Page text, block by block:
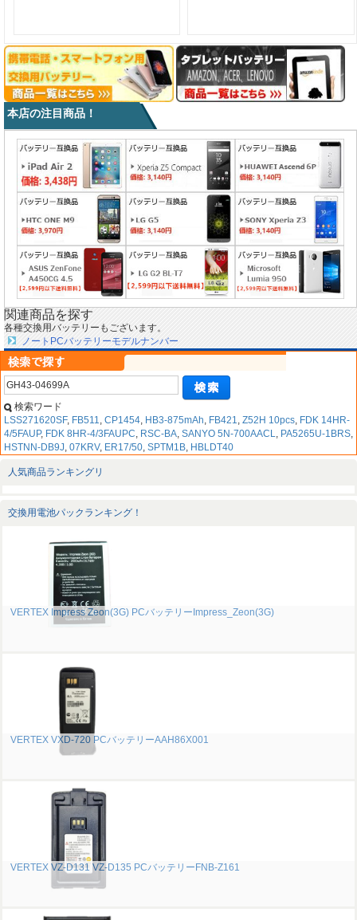
本店の注目商品！
関連商品を探す
各種交換用バッテリーもございます。
ノートPCバッテリーモデルナンバー
検索ワード
LSS271620SF, FB511, CP1454, HB3-875mAh, FB421, Z52H 10pcs, FDK 14HR-
4/5FAUP, FDK 8HR-4/3FAUPC, RSC-BA, SANYO 5N-700AACL, PA5265U-1BRS,
HSTNN-DB9J, 07KRV, ER17/50, SPTM1B, HBLDT40
人気商品ランキングリ
交換用電池パックランキング！
VERTEX Impress Zeon(3G) PCバッテリーImpress_Zeon(3G)
VERTEX VXD-720 PCバッテリーAAH86X001
VERTEX VZ-D131 VZ-D135 PCバッテリーFNB-Z161